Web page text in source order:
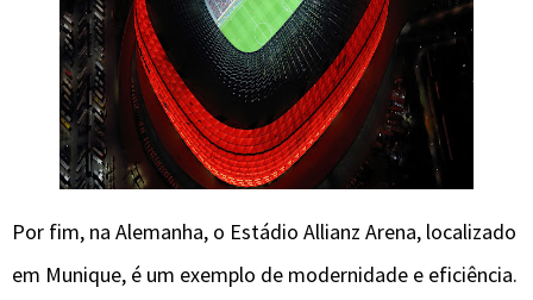
Por fim, na Alemanha, o Estádio Allianz Arena, localizado
em Munique, é um exemplo de modernidade e eficiência.